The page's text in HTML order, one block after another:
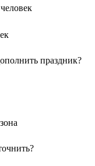
праздник?